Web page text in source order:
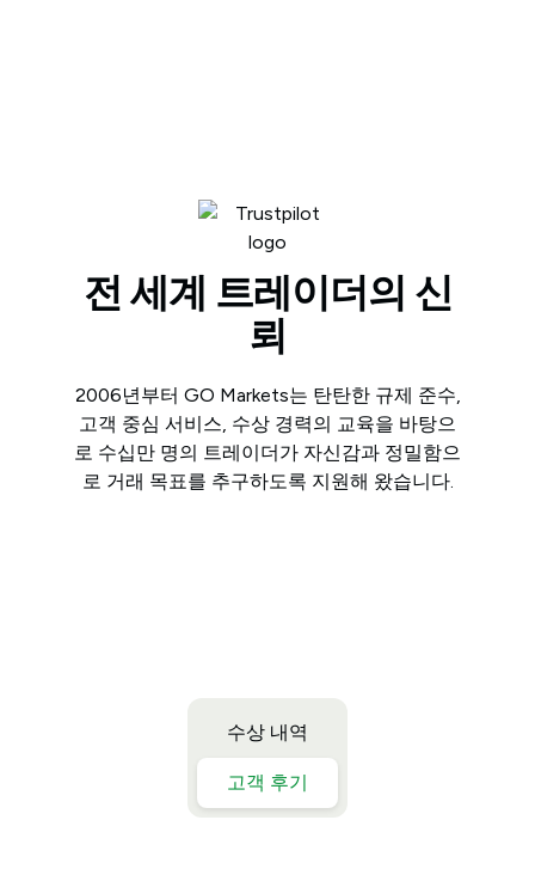
전 세계 트레이더의 신
뢰
2006년부터 GO Markets는 탄탄한 규제 준수,
고객 중심 서비스, 수상 경력의 교육을 바탕으
로 수십만 명의 트레이더가 자신감과 정밀함으
로 거래 목표를 추구하도록 지원해 왔습니다.
수상 내역
고객 후기